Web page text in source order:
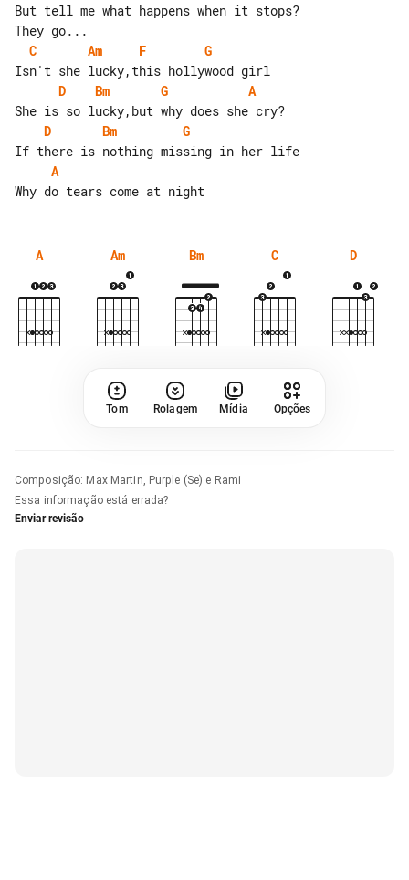
But tell me what happens when it stops?
C
Am F
G
D
Bm G
A
D
Bm
G
A
A Am Bm C D
Tom Rolagem Mídia Opções
Composição: Max Martin, Purple (Se) e Rami
Essa informação está errada?
Enviar revisão